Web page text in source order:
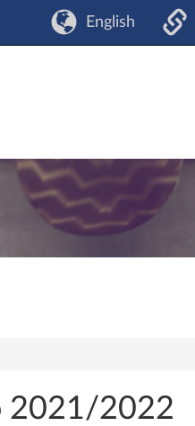
English
2021/2022